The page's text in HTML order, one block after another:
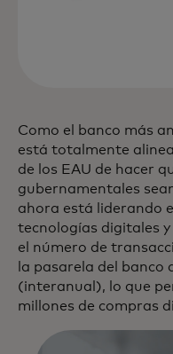
Como el banco más
está totalmente
de los EAU de hacer
gubernamentales
ahora está liderando
tecnologías digitales
el número de
la pasarela del banco
(interanual), lo que
millones de compras